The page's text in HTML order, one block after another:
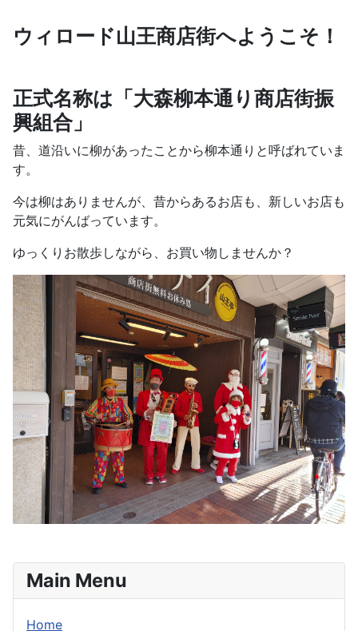
ウィロード山王商店街へようこそ！
正式名称は「大森柳本通り商店街振
興組合」
昔、道沿いに柳があったことから柳本通りと呼ばれていま
す。
今は柳はありませんが、昔からあるお店も、新しいお店も
元気にがんばっています。
ゆっくりお散歩しながら、お買い物しませんか？
Main Menu
Home